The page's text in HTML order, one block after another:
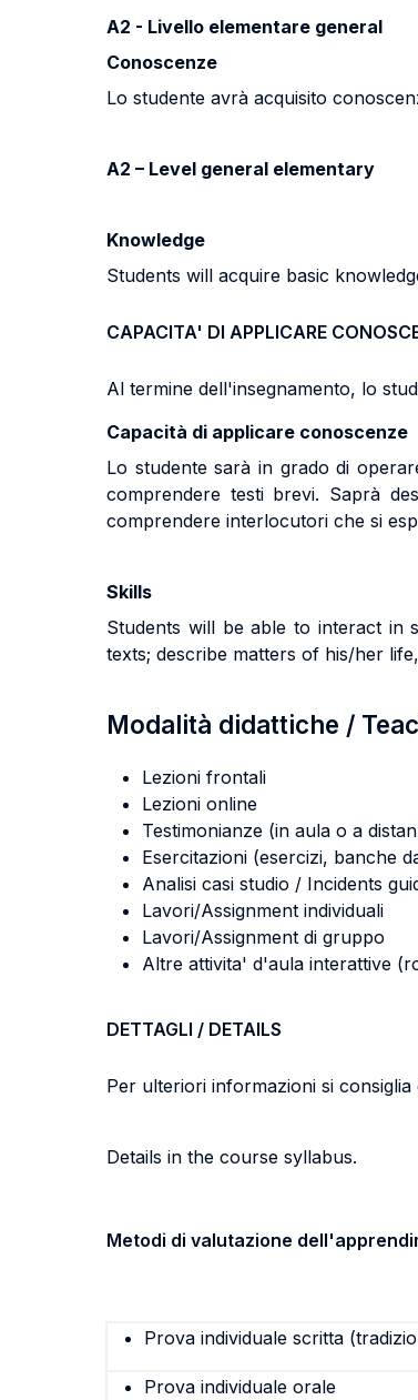
A2 - Livello elementare general
Conoscenze
Lo studente avrà acquisito
A2 – Level general elementary
Knowledge
Students will acquire basic
CAPACITA' DI APPLICARE
Al termine dell'insegnamento, lo
Capacità di applicare conoscenze
Lo studente sarà in grado di
comprendere testi brevi. Saprà
comprendere interlocutori che si
Skills
Students will be able to interact in
texts; describe matters of his/her
Modalità didattiche /
Lezioni frontali
Lezioni online
Testimonianze (in aula o a
Esercitazioni (esercizi, banche
Analisi casi studio / Incidents
Lavori/Assignment individuali
Lavori/Assignment di gruppo
Altre attivita' d'aula interattive
DETTAGLI / DETAILS
Per ulteriori informazioni si
Details in the course syllabus.
Metodi di valutazione
Prova individuale scritta
Prova individuale orale